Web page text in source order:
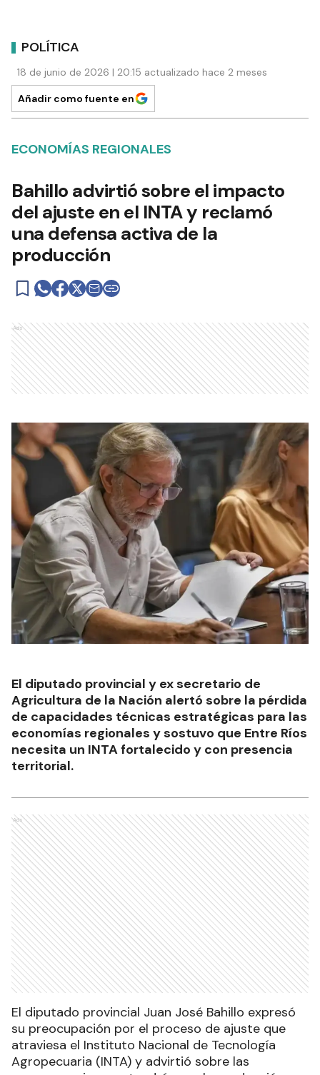
POLÍTICA
18 de junio de 2026 | 20:15 actualizado hace 2 meses
Añadir como fuente en
ECONOMÍAS REGIONALES
Bahillo advirtió sobre el impacto
del ajuste en el INTA y reclamó
una defensa activa de la
producción
Ads
El diputado provincial y ex secretario de
Agricultura de la Nación alertó sobre la pérdida
de capacidades técnicas estratégicas para las
economías regionales y sostuvo que Entre Ríos
necesita un INTA fortalecido y con presencia
territorial.
Ads
El diputado provincial Juan José Bahillo expresó
su preocupación por el proceso de ajuste que
atraviesa el Instituto Nacional de Tecnología
Agropecuaria (INTA) y advirtió sobre las